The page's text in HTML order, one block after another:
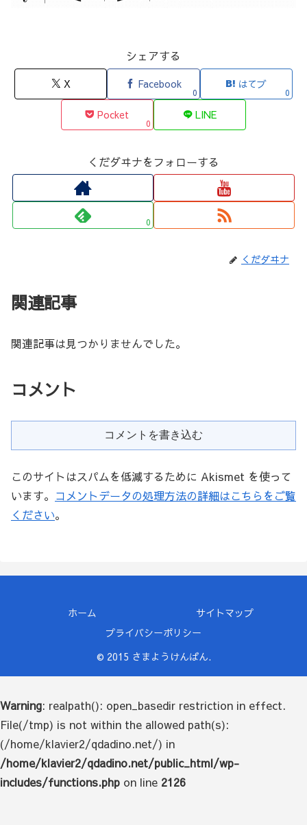
シェアする
X Facebook
0
はてブ
0
Pocket
0
LINE
くだダヰナをフォローする
0
くだダヰナ
関連記事
関連記事は見つかりませんでした。
コメント
コメントを書き込む
このサイトはスパムを低減するために Akismet を使って
います。 コメントデータの処理方法の詳細はこちらをご覧
ください。
ホーム
サイトマップ
プライバシーポリシー
© 2015 さまようけんばん.
Warning: realpath(): open_basedir restriction in effect.
File(/tmp) is not within the allowed path(s):
(/home/klavier2/qdadino.net/) in
/home/klavier2/qdadino.net/public_html/wp-
includes/functions.php on line 2126